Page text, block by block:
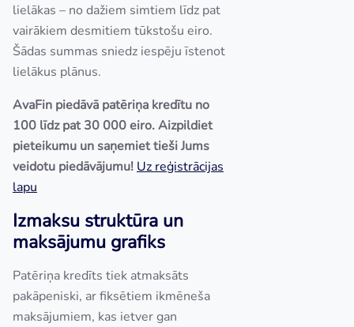
lielākas – no dažiem simtiem līdz pat
vairākiem desmitiem tūkstošu eiro.
Šādas summas sniedz iespēju īstenot
lielākus plānus.
AvaFin piedāvā patēriņa kredītu no
100 līdz pat 30 000 eiro.Aizpildiet
pieteikumu un saņemiet tieši Jums
veidotu piedāvājumu!Uz reģistrācijas
lapu
Izmaksu struktūra un
maksājumu grafiks
Patēriņa kredīts tiek atmaksāts
pakāpeniski, ar fiksētiem ikmēneša
maksājumiem, kas ietver gan